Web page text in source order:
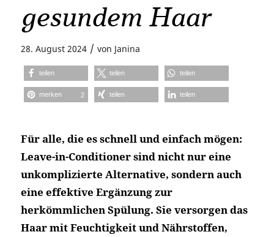
gesundem Haar
28. August 2024 / von Janina
teilen teilen teilen
merken 2 teilen teilen
Für alle, die es schnell und einfach mögen:
Leave-in-Conditioner sind nicht nur eine
unkomplizierte Alternative, sondern auch
eine effektive Ergänzung zur
herkömmlichen Spülung. Sie versorgen das
Haar mit Feuchtigkeit und Nährstoffen,